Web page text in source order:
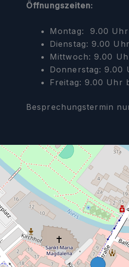
Öffnungszeiten:
Montag: 9.00 Uhr
Dienstag: 9.00
Mittwoch: 9.00
Donnerstag: 9.00
Freitag: 9.00 Uhr
Besprechungstermin